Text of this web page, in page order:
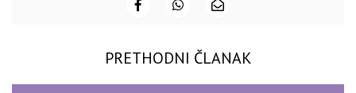
PRETHODNI ČLANAK